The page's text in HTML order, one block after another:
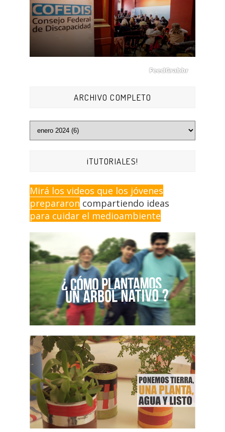
ARCHIVO COMPLETO
¡TUTORIALES!
Mirá los videos que los jóvenes
prepararon compartiendo ideas
para cuidar el medioambiente